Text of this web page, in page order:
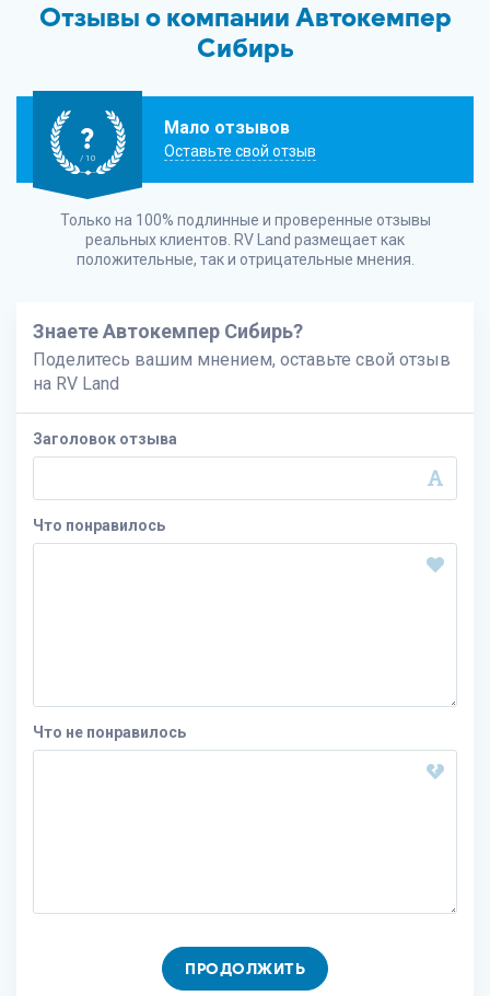
Отзывы о компании Автокемпер
Сибирь
?
/ 10
Мало отзывов
Оставьте свой отзыв
Только на 100% подлинные и проверенные отзывы
реальных клиентов. RV Land размещает как
положительные, так и отрицательные мнения.
Знаете Автокемпер Сибирь?
Поделитесь вашим мнением, оставьте свой отзыв
на RV Land
Заголовок отзыва
Что понравилось
Что не понравилось
ПРОДОЛЖИТЬ